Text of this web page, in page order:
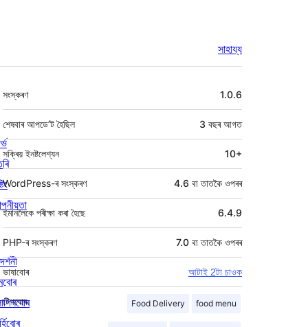
সাহায্য
মেটা 1.0.6
সংস্কৰণ
3 বছৰআগত
শেষবাৰ আপডে’ট হৈছিল
সক্ৰিয় ইনষ্টলেশ্যন 10+
WordPress-ৰ সংস্কৰণ 4.6 বা তাতকৈ ওপৰৰ
ইমানলৈকে পৰীক্ষা কৰা হৈছে 6.4.9
PHP-ৰ সংস্কৰণ 7.0 বা তাতকৈ ওপৰৰ
ভাষাবোৰ আটাই 2টা চাওক
Food Delivery food menu
টেগবোৰ